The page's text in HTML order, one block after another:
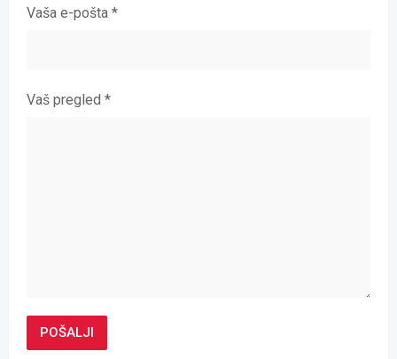
Vaša e-pošta *
Vaš pregled *